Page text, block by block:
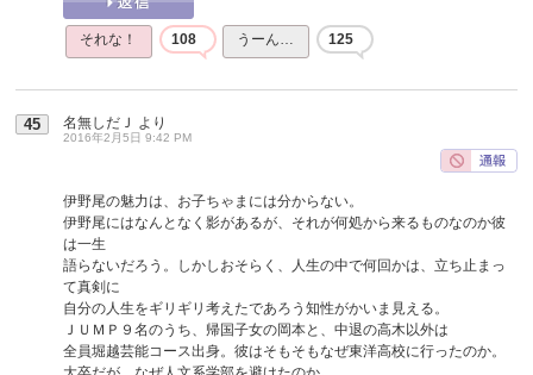
それな！ 108 うーん… 125
45 名無しだＪ より
2016年2月5日 9:42 PM
伊野尾の魅力は、お子ちゃまには分からない。
伊野尾にはなんとなく影があるが、それが何処から来るものなのか彼
は一生
語らないだろう。しかしおそらく、人生の中で何回かは、立ち止まっ
て真剣に
自分の人生をギリギリ考えたであろう知性がかいま見える。
ＪＵＭＰ９名のうち、帰国子女の岡本と、中退の高木以外は
全員堀越芸能コース出身。彼はそもそもなぜ東洋高校に行ったのか。